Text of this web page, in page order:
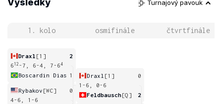
Výsledky Turnajový pavouk
1. kolo osmifinále čtvrtfinále
Draxl [1]
2
6 12 -7, 6-4, 7-64
Boscardin Dias 1
Rybakov [WC]
0
4-6, 1-6
Draxl [1]
0
1-6, 0-6
Feldbausch[Q] 2